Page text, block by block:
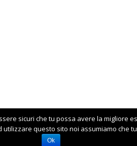
sicuri che tu possa avere la migliore
utilizzare questo sito noi assumiamo che
Ok